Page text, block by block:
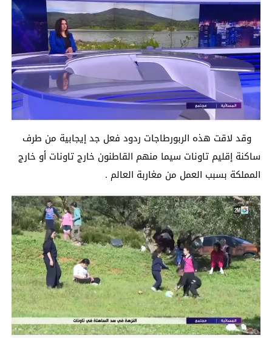
وقد لاقت هذه الربورطاجات ردود فعل جد إيجابية من طرف
ساكنة إقليم تاونات سيما منهم القاطنون خارج تاونات أو خارج
المملكة بسبب العمل من مغاربة العالم .